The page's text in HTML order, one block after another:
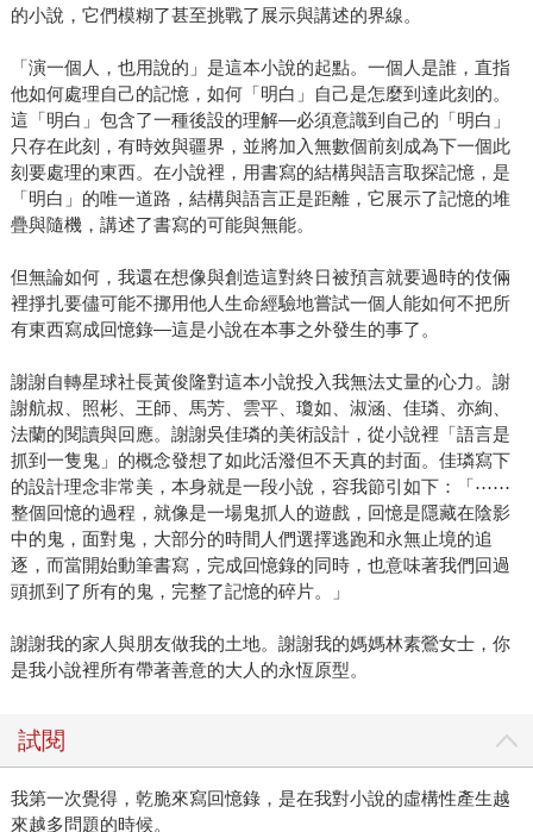
的小說，它們模糊了甚至挑戰了展示與講述的界線。
「演一個人，也用說的」是這本小說的起點。一個人是誰，直指
他如何處理自己的記憶，如何「明白」自己是怎麼到達此刻的。
這「明白」包含了一種後設的理解—必須意識到自己的「明白」
只存在此刻，有時效與疆界，並將加入無數個前刻成為下一個此
刻要處理的東西。在小說裡，用書寫的結構與語言取探記憶，是
「明白」的唯一道路，結構與語言正是距離，它展示了記憶的堆
疊與隨機，講述了書寫的可能與無能。
但無論如何，我還在想像與創造這對終日被預言就要過時的伎倆
裡掙扎要儘可能不挪用他人生命經驗地嘗試一個人能如何不把所
有東西寫成回憶錄—這是小說在本事之外發生的事了。
謝謝自轉星球社長黃俊隆對這本小說投入我無法丈量的心力。謝
謝航叔、照彬、王師、馬芳、雲平、瓊如、淑涵、佳璘、亦絢、
法蘭的閱讀與回應。謝謝吳佳璘的美術設計，從小說裡「語言是
抓到一隻鬼」的概念發想了如此活潑但不天真的封面。佳璘寫下
的設計理念非常美，本身就是一段小說，容我節引如下：「⋯⋯
整個回憶的過程，就像是一場鬼抓人的遊戲，回憶是隱藏在陰影
中的鬼，面對鬼，大部分的時間人們選擇逃跑和永無止境的追
逐，而當開始動筆書寫，完成回憶錄的同時，也意味著我們回過
頭抓到了所有的鬼，完整了記憶的碎片。」
謝謝我的家人與朋友做我的土地。謝謝我的媽媽林素鶯女士，你
是我小說裡所有帶著善意的大人的永恆原型。
試閱
我第一次覺得，乾脆來寫回憶錄，是在我對小說的虛構性產生越
來越多問題的時候。